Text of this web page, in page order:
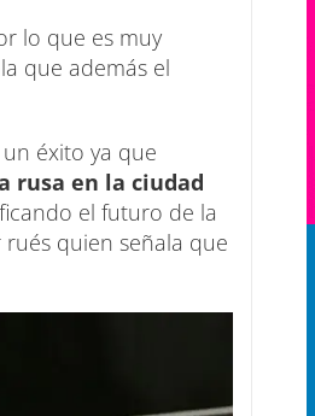
lo que es muy
que además el
éxito ya que
rusa en la ciudad
el futuro de la
quien señala que